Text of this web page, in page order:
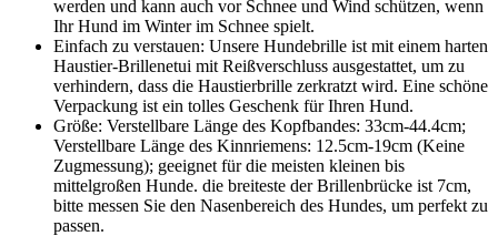
werden und kann auch vor Schnee und Wind schützen, wenn
Ihr Hund im Winter im Schnee spielt.
Einfach zu verstauen: Unsere Hundebrille ist mit einem harten
Haustier-Brillenetui mit Reißverschluss ausgestattet, um zu
verhindern, dass die Haustierbrille zerkratzt wird. Eine schöne
Verpackung ist ein tolles Geschenk für Ihren Hund.
Größe: Verstellbare Länge des Kopfbandes: 33cm-44.4cm;
Verstellbare Länge des Kinnriemens: 12.5cm-19cm (Keine
Zugmessung); geeignet für die meisten kleinen bis
mittelgroßen Hunde. die breiteste der Brillenbrücke ist 7cm,
bitte messen Sie den Nasenbereich des Hundes, um perfekt zu
passen.